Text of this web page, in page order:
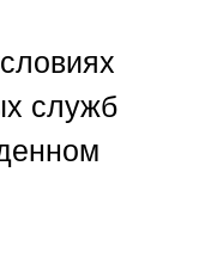
служб